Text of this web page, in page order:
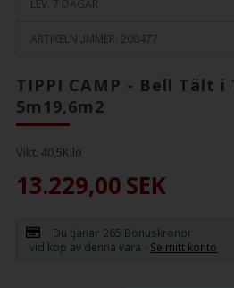
LEV. 7 DAGAR
ARTIKELNUMMER: 200477
TIPPI CAMP - Bell Tält
5m19,6m2
Vikt: 40,5Kilo
13.229,00SEK
Du tjänar 265 Bonuskronor
vid köp av denna vara - Se mitt konto